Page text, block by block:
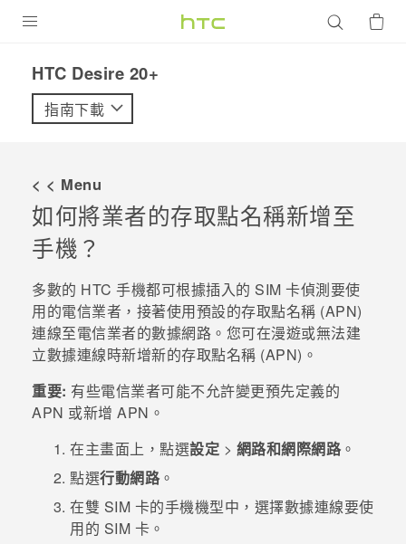
VIVE
配件
VIVERSE
優惠專區
焦點訊息
校園專案
企業採購
銷售門市
銷售通路
支援服務
VIVELAND
HTC Desire 20+‎
指南下載
< < Menu
如何將業者的存取點名稱新增至
手機？
多數的 HTC 手機都可根據插入的 SIM 卡偵測要使
用的電信業者，接著使用預設的存取點名稱 (APN)
連線至電信業者的數據網路。您可在漫遊或無法建
立數據連線時新增新的存取點名稱 (APN)。
重要: 有些電信業者可能不允許變更預先定義的
APN 或新增 APN。
在主畫面上，點選設定 > 網路和網際網路。
點選行動網路。
在雙 SIM 卡的手機機型中，選擇數據連線要使
用的 SIM 卡。